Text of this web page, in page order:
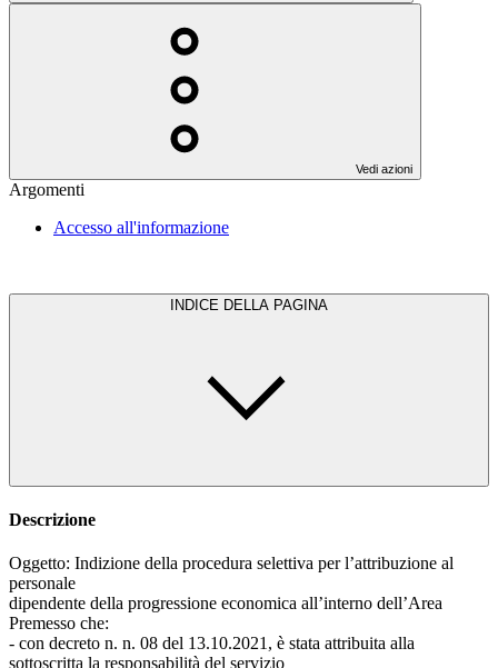
Vedi azioni
Argomenti
Accesso all'informazione
INDICE DELLA PAGINA
Descrizione
Oggetto: Indizione della procedura selettiva per l’attribuzione al
personale
dipendente della progressione economica all’interno dell’Area
Premesso che:
- con decreto n. n. 08 del 13.10.2021, è stata attribuita alla
sottoscritta la responsabilità del servizio